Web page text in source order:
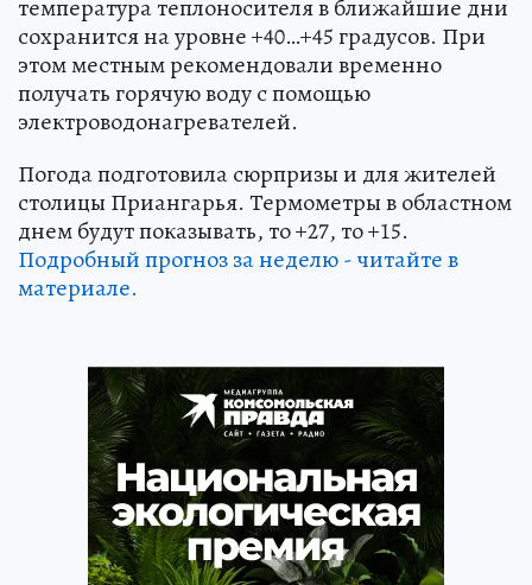
температура теплоносителя в ближайшие дни
сохранится на уровне +40…+45 градусов. При
этом местным рекомендовали временно
получать горячую воду с помощью
электроводонагревателей.
Погода подготовила сюрпризы и для жителей
столицы Приангарья. Термометры в областном
днем будут показывать, то +27, то +15.
Подробный прогноз за неделю - читайте в
материале.